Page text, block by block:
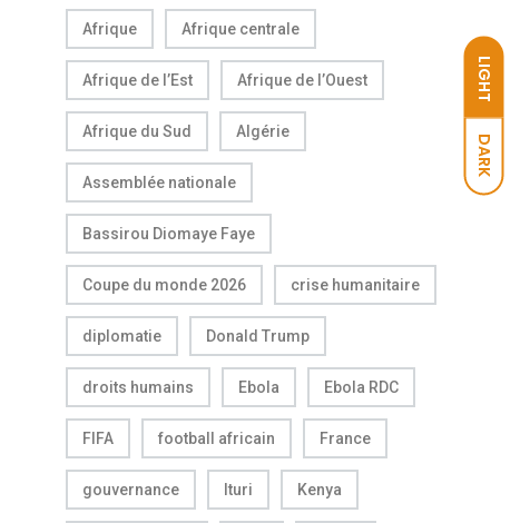
LIGHT
DARK
Afrique Afrique centrale
Afrique de l’Est Afrique de l’Ouest
Afrique du Sud Algérie
Assemblée nationale
Bassirou Diomaye Faye
Coupe du monde 2026 crise humanitaire
diplomatie Donald Trump
droits humains Ebola Ebola RDC
FIFA football africain France
gouvernance Ituri Kenya